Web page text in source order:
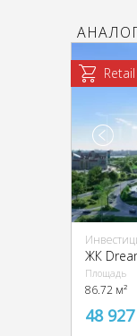
Retail
Площадь
86.72 м²
48